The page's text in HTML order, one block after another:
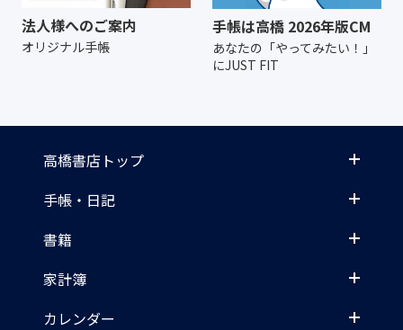
法人様へのご案内
オリジナル手帳
手帳は高橋 2026年版CM
あなたの「やってみたい！」
にJUST FIT
高橋書店トップ
手帳・日記
書籍
家計簿
カレンダー